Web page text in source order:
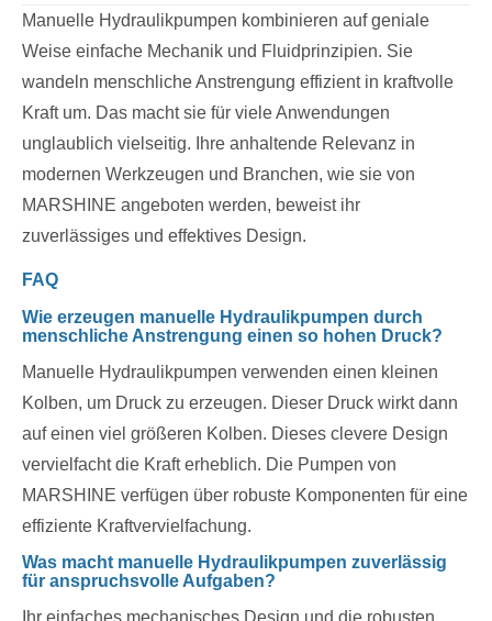
Manuelle Hydraulikpumpen kombinieren auf geniale
Weise einfache Mechanik und Fluidprinzipien. Sie
wandeln menschliche Anstrengung effizient in kraftvolle
Kraft um. Das macht sie für viele Anwendungen
unglaublich vielseitig. Ihre anhaltende Relevanz in
modernen Werkzeugen und Branchen, wie sie von
MARSHINE angeboten werden, beweist ihr
zuverlässiges und effektives Design.
FAQ
Wie erzeugen manuelle Hydraulikpumpen durch
menschliche Anstrengung einen so hohen Druck?
Manuelle Hydraulikpumpen verwenden einen kleinen
Kolben, um Druck zu erzeugen. Dieser Druck wirkt dann
auf einen viel größeren Kolben. Dieses clevere Design
vervielfacht die Kraft erheblich. Die Pumpen von
MARSHINE verfügen über robuste Komponenten für eine
effiziente Kraftvervielfachung.
Was macht manuelle Hydraulikpumpen zuverlässig
für anspruchsvolle Aufgaben?